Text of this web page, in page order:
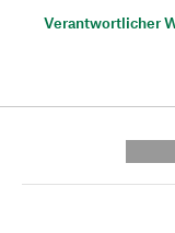
Verantwortlicher